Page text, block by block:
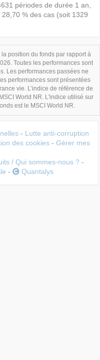
périodes de durée 1 an
28,70 % des cas (soit 1329
position du fonds par rapport à
Toutes les performances sont
Les performances passées ne
performances sont présentées
vie. L’indice de référence de
World NR. L'indice utilisé sur
est le MSCI World NR.
- Lutte anti-corruption
des cookies - Gérer mes
/ Qui sommes-nous ? -
- Quantalys